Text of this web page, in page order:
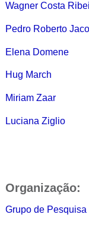
Wagner Costa
Pedro Roberto
Elena Domene
Hug March
Miriam Zaar
Luciana Ziglio
Organização:
Grupo de